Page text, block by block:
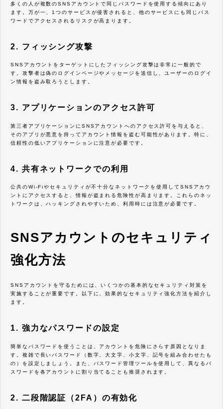
多くの人が複数のSNSアカウントで同じパスワードを使用する傾向にあり
ます。万が一、1つのサービスが侵害されると、他のサービスにも同じパス
ワードでアクセスされるリスクが高まります。
2. フィッシング攻撃
SNSアカウントをターゲットにしたフィッシング攻撃は非常に一般的で
す。攻撃者は偽のログインページやメッセージを送信し、ユーザーのログイ
ン情報を盗み取ろうとします。
3. アプリケーションのアクセス許可
第三者アプリケーションにSNSアカウントへのアクセス許可を与えると、
そのアプリが悪意を持ってアカウント情報を盗む可能性があります。特に、
信頼性の低いアプリケーションに注意が必要です。
4. 共有ネットワークでの利用
公共のWi-Fiやセキュリティが不十分なネットワークを使用してSNSアカウ
ントにアクセスすると、情報が盗まれる危険性が高まります。これらのネッ
トワークは、ハッキングされやすいため、利用時には注意が必要です。
SNSアカウントのセキュリティ
強化方法
SNSアカウントを守るためには、いくつかの基本的なセキュリティ対策を
実施することが重要です。以下に、効果的なセキュリティ強化方法を紹介し
ます。
1. 強力なパスワードの設定
簡単なパスワードを使うことは、アカウントを危険にさらす原因となりま
す。複雑で長いパスワード（数字、大文字、小文字、記号を組み合わせたも
の）を設定しましょう。また、パスワード管理ツールを使用して、異なるパ
スワードを各アカウントに割り当てることも推奨されます。
2. 二段階認証（2FA）の有効化